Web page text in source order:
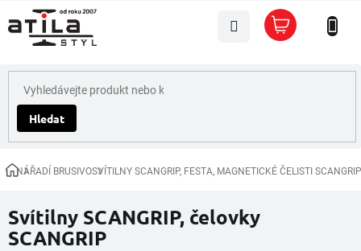
na
obsah
Hledat
Nákupní
košík
DomůNÁŘADÍ BRUSIVOSVÍTILNY SCANGRIP, FESTA, MAGNETICKÉ ČELISTI SCANGRIP
Svítilny SCANGRIP, čelovky
SCANGRIP